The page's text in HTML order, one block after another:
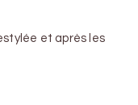
et après les